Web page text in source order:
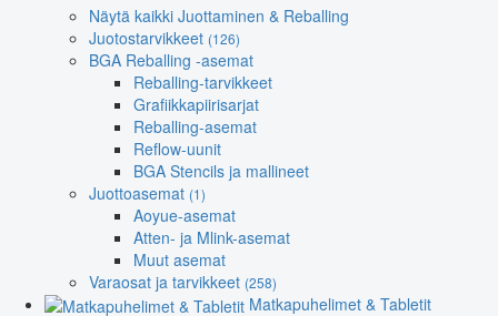
Näytä kaikki Juottaminen & Reballing
Juotostarvikkeet (126)
BGA Reballing -asemat
Reballing-tarvikkeet
Grafiikkapiirisarjat
Reballing-asemat
Reflow-uunit
BGA Stencils ja mallineet
Juottoasemat (1)
Aoyue-asemat
Atten- ja Mlink-asemat
Muut asemat
Varaosat ja tarvikkeet (258)
Matkapuhelimet & Tabletit